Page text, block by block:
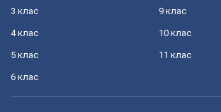
3 клас
4 клас
5 клас
6 клас
9 клас
10 клас
11 клас